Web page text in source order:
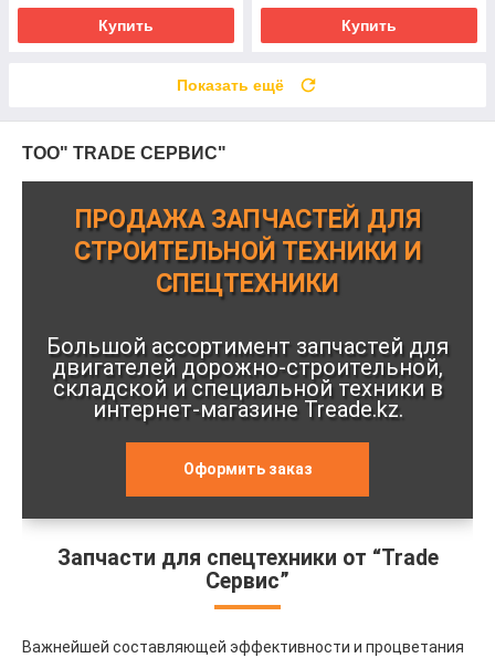
Купить Купить
Показать ещё
ТОО" TRADE СЕРВИС"
ПРОДАЖА ЗАПЧАСТЕЙ ДЛЯ
СТРОИТЕЛЬНОЙ ТЕХНИКИ И
СПЕЦТЕХНИКИ
Большой ассортимент запчастей для
двигателей дорожно-строительной,
складской и специальной техники в
интернет-магазине Treade.kz.
Оформить заказ
Запчасти для спецтехники от “Trade
Сервис”
Важнейшей составляющей эффективности и процветания